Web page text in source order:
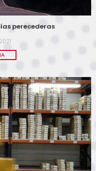
perecederas